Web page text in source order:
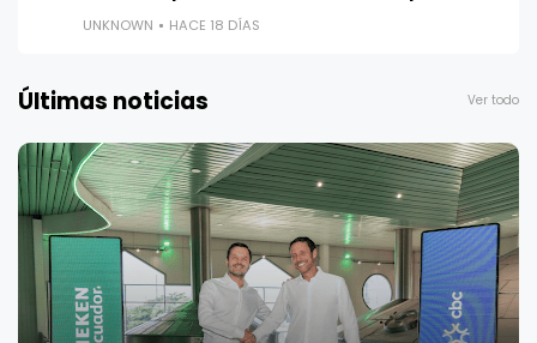
UNKNOWN HACE 18 DÍAS
Últimas noticias Ver todo